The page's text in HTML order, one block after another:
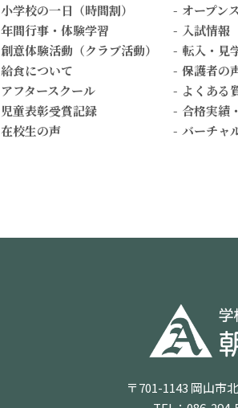
小学校の一日（時間割）
年間行事・体験学習
創意体験活動（クラブ活動）
給食について
アフタースクール
児童表彰受賞記録
在校生の声
オープン
入試情報
転入・見
保護者の
よくある
合格実績
バーチャ
〒701-1143 岡山市